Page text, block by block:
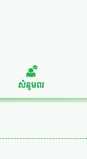
សំនូមពរ